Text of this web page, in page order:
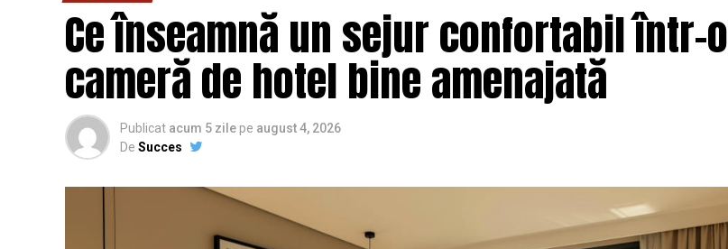
Ce înseamnă un sejur confortabil într-o
cameră de hotel bine amenajată
Publicat acum 5 zile pe august 4, 2026
De Succes